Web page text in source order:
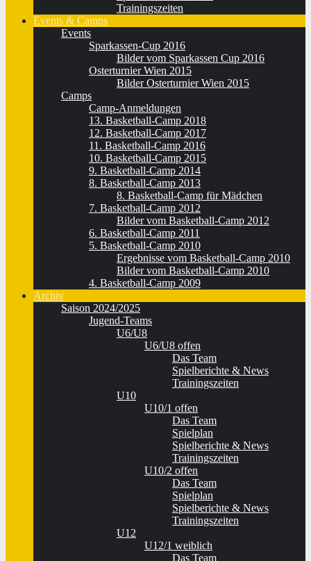
Trainingszeiten
Events & Camps
Events
Sparkassen-Cup 2016
Bilder vom Sparkassen Cup 2016
Osterturnier Wien 2015
Bilder Osterturnier Wien 2015
Camps
Camp-Anmeldungen
13. Basketball-Camp 2018
12. Basketball-Camp 2017
11. Basketball-Camp 2016
10. Basketball-Camp 2015
9. Basketball-Camp 2014
8. Basketball-Camp 2013
8. Basketball-Camp für Mädchen
7. Basketball-Camp 2012
Bilder vom Basketball-Camp 2012
6. Basketball-Camp 2011
5. Basketball-Camp 2010
Ergebnisse vom Basketball-Camp 2010
Bilder vom Basketball-Camp 2010
4. Basketball-Camp 2009
Archiv
Saison 2024/2025
Jugend-Teams
U6/U8
U6/U8 offen
Das Team
Spielberichte & News
Trainingszeiten
U10
U10/1 offen
Das Team
Spielplan
Spielberichte & News
Trainingszeiten
U10/2 offen
Das Team
Spielplan
Spielberichte & News
Trainingszeiten
U12
U12/1 weiblich
Das Team